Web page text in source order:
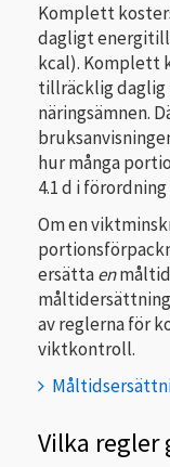
Komplett
dagligt
kcal). Komplett
tillräcklig daglig
näringsämnen.
hur många
4.1 d i förordning
Om en
ersättaenmåltid
av reglerna för
viktkontroll.
Vilka